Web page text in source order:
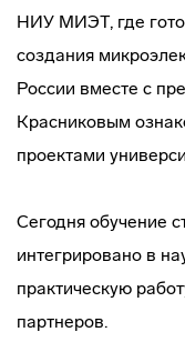
НИУ МИЭТ, где
создания
России вместе с
Красниковым
проектами
Сегодня обучение
интегрировано в
практическую
партнеров.